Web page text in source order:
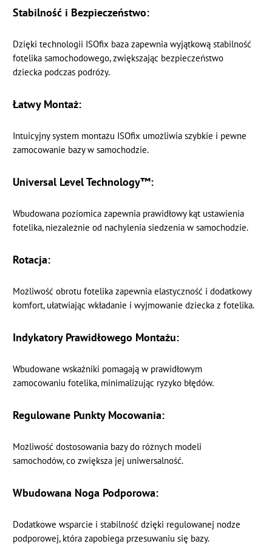
Stabilność i Bezpieczeństwo:
Dzięki technologii ISOfix baza zapewnia wyjątkową stabilność
fotelika samochodowego, zwiększając bezpieczeństwo
dziecka podczas podróży.
Łatwy Montaż:
Intuicyjny system montażu ISOfix umożliwia szybkie i pewne
zamocowanie bazy w samochodzie.
Universal Level Technology™:
Wbudowana poziomica zapewnia prawidłowy kąt ustawienia
fotelika, niezależnie od nachylenia siedzenia w samochodzie.
Rotacja:
Możliwość obrotu fotelika zapewnia elastyczność i dodatkowy
komfort, ułatwiając wkładanie i wyjmowanie dziecka z fotelika.
Indykatory Prawidłowego Montażu:
Wbudowane wskaźniki pomagają w prawidłowym
zamocowaniu fotelika, minimalizując ryzyko błędów.
Regulowane Punkty Mocowania:
Możliwość dostosowania bazy do różnych modeli
samochodów, co zwiększa jej uniwersalność.
Wbudowana Noga Podporowa:
Dodatkowe wsparcie i stabilność dzięki regulowanej nodze
podporowej, która zapobiega przesuwaniu się bazy.